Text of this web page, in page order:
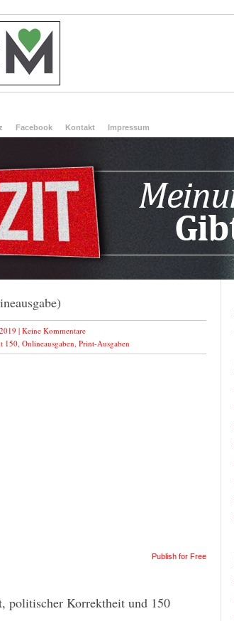
Facebook Kontakt Impressum
| Keine Kommentare
150, Onlineausgaben, Print-Ausgaben
Publish for Free
politischer Korrektheit und 150